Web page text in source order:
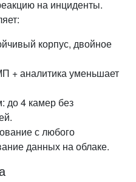
на инциденты.
корпус, двойное
+ аналитика уменьшает
до 4 камер без
с любого
данных на облаке.